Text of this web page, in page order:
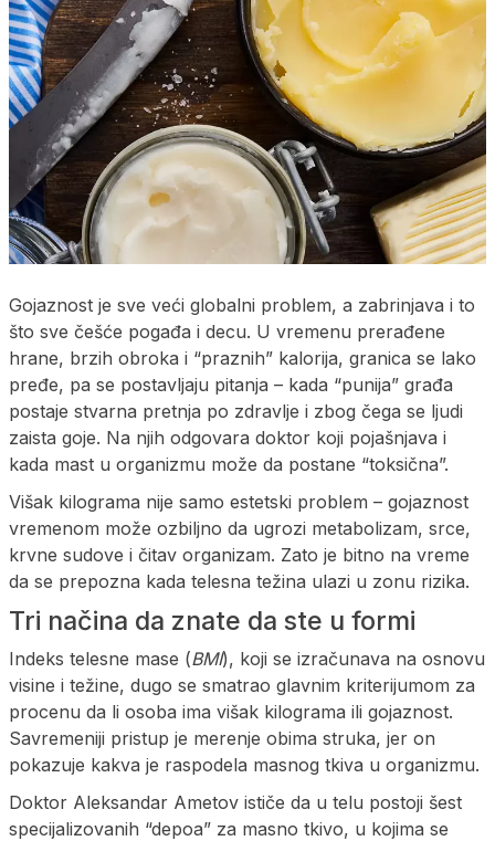
Gojaznost je sve veći globalni problem, a zabrinjava i to
što sve češće pogađa i decu. U vremenu prerađene
hrane, brzih obroka i “praznih” kalorija, granica se lako
pređe, pa se postavljaju pitanja – kada “punija” građa
postaje stvarna pretnja po zdravlje i zbog čega se ljudi
zaista goje. Na njih odgovara doktor koji pojašnjava i
kada mast u organizmu može da postane “toksična”.
Višak kilograma nije samo estetski problem – gojaznost
vremenom može ozbiljno da ugrozi metabolizam, srce,
krvne sudove i čitav organizam. Zato je bitno na vreme
da se prepozna kada telesna težina ulazi u zonu rizika.
Tri načina da znate da ste u formi
Indeks telesne mase (BMI), koji se izračunava na osnovu
visine i težine, dugo se smatrao glavnim kriterijumom za
procenu da li osoba ima višak kilograma ili gojaznost.
Savremeniji pristup je merenje obima struka, jer on
pokazuje kakva je raspodela masnog tkiva u organizmu.
Doktor Aleksandar Ametov ističe da u telu postoji šest
specijalizovanih “depoa” za masno tkivo, u kojima se